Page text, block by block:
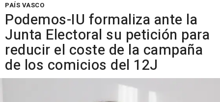
PAÍS VASCO
Podemos-IU formaliza ante la
Junta Electoral su petición para
reducir el coste de la campaña
de los comicios del 12J